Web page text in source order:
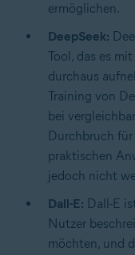
ermöglichen.
DeepSeek:
Tool, das es
durchaus
Training von
bei
Durchbruch
praktischen
jedoch nicht
Dall-E: Dall-E
Nutzer
möchten, und